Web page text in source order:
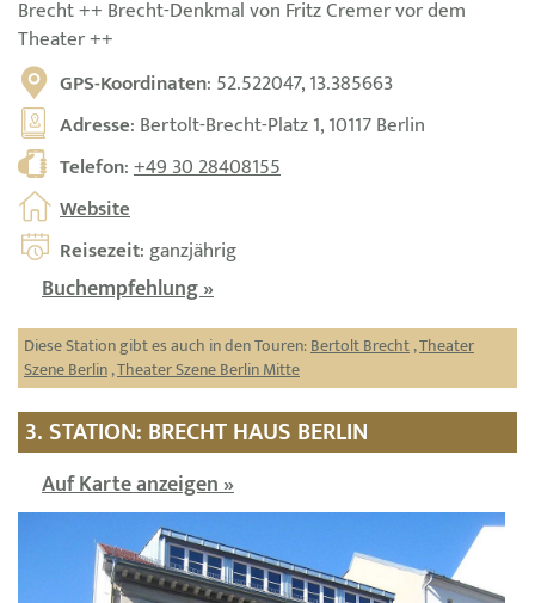
Brecht ++ Brecht-Denkmal von Fritz Cremer vor dem
Theater ++
GPS-Koordinaten: 52.522047, 13.385663
Adresse: Bertolt-Brecht-Platz 1, 10117 Berlin
Telefon:+49 30 28408155
Website
Reisezeit: ganzjährig
Buchempfehlung »
Diese Station gibt es auch in den Touren:Bertolt Brecht,Theater
Szene Berlin,Theater Szene Berlin Mitte
3. STATION: BRECHT HAUS BERLIN
Auf Karte anzeigen »